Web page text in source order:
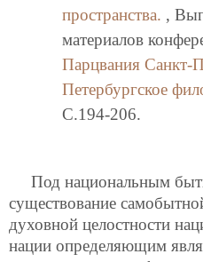
пространства. ,
материалов
Парцвания Санкт-
Петербургское
C.194-206.
Под национальным
существование
духовной целостности
нации определяющим